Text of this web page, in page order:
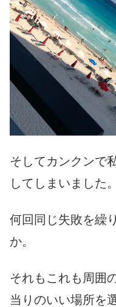
そしてカンクンで
してしまいました。
何回同じ失敗を繰
か。
それもこれも周囲
当りのいい場所を